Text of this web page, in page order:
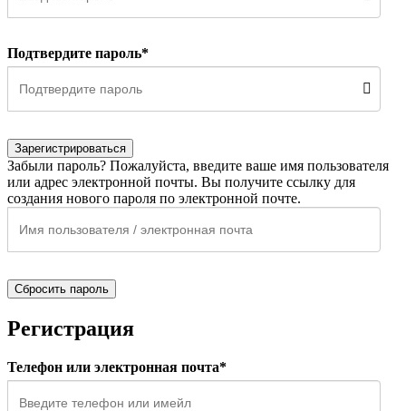
Подтвердите пароль*
Зарегистрироваться
Забыли пароль? Пожалуйста, введите ваше имя пользователя
или адрес электронной почты. Вы получите ссылку для
создания нового пароля по электронной почте.
Сбросить пароль
Регистрация
Телефон или электронная почта*